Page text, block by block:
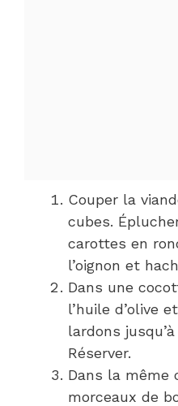
Couper la
cubes.
carottes en
l’oignon et
Dans une
l’huile d’olive
lardons
Réserver.
Dans la même
morceaux de